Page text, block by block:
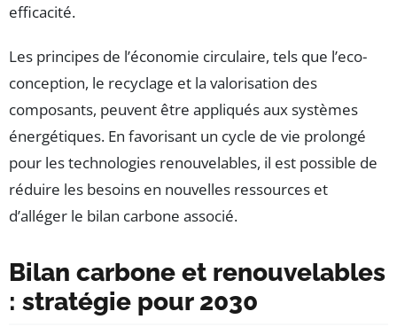
efficacité.
Les principes de l’économie circulaire, tels que l’eco-
conception, le recyclage et la valorisation des
composants, peuvent être appliqués aux systèmes
énergétiques. En favorisant un cycle de vie prolongé
pour les technologies renouvelables, il est possible de
réduire les besoins en nouvelles ressources et
d’alléger le bilan carbone associé.
Bilan carbone et renouvelables
: stratégie pour 2030